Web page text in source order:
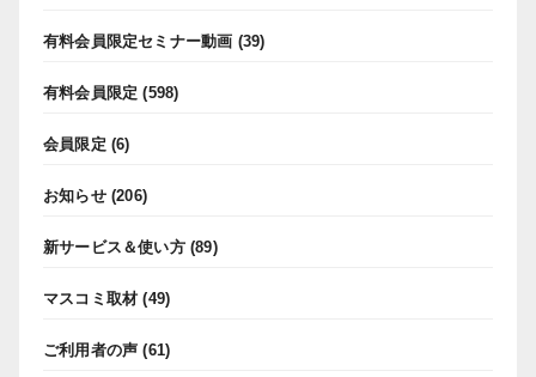
有料会員限定セミナー動画 (39)
有料会員限定 (598)
会員限定 (6)
お知らせ(206)
新サービス＆使い方(89)
マスコミ取材 (49)
ご利用者の声 (61)